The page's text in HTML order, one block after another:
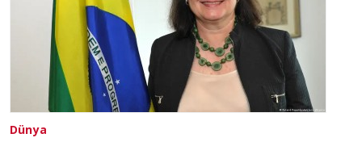
Dünya